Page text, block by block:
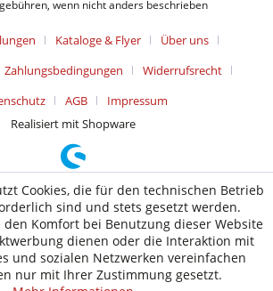
wenn nicht anders beschrieben
Kataloge & Flyer
Über uns
Zahlungsbedingungen
Widerrufsrecht
AGB
Impressum
Realisiert mit Shopware
Cookies, die für den technischen Betrieb
sind und stets gesetzt werden.
den Komfort bei Benutzung dieser Website
dienen oder die Interaktion mit
und sozialen Netzwerken vereinfachen
nur mit Ihrer Zustimmung gesetzt.